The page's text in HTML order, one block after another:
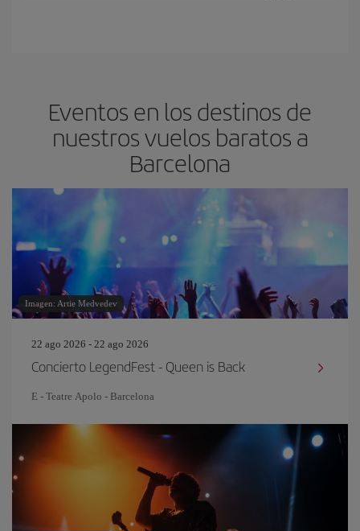
Eventos en los destinos de
nuestros vuelos baratos a
Barcelona
Imagen: Artie Medvedev
22 ago 2026 - 22 ago 2026
Concierto LegendFest - Queen is Back
E - Teatre Apolo - Barcelona